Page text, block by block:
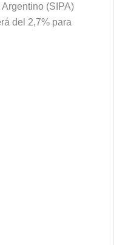
(SIPA)
del 2,7% para